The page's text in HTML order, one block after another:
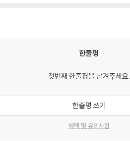
한줄평
첫번째 한줄평을 남겨주세요.
한줄평 쓰기
혜택 및 유의사항